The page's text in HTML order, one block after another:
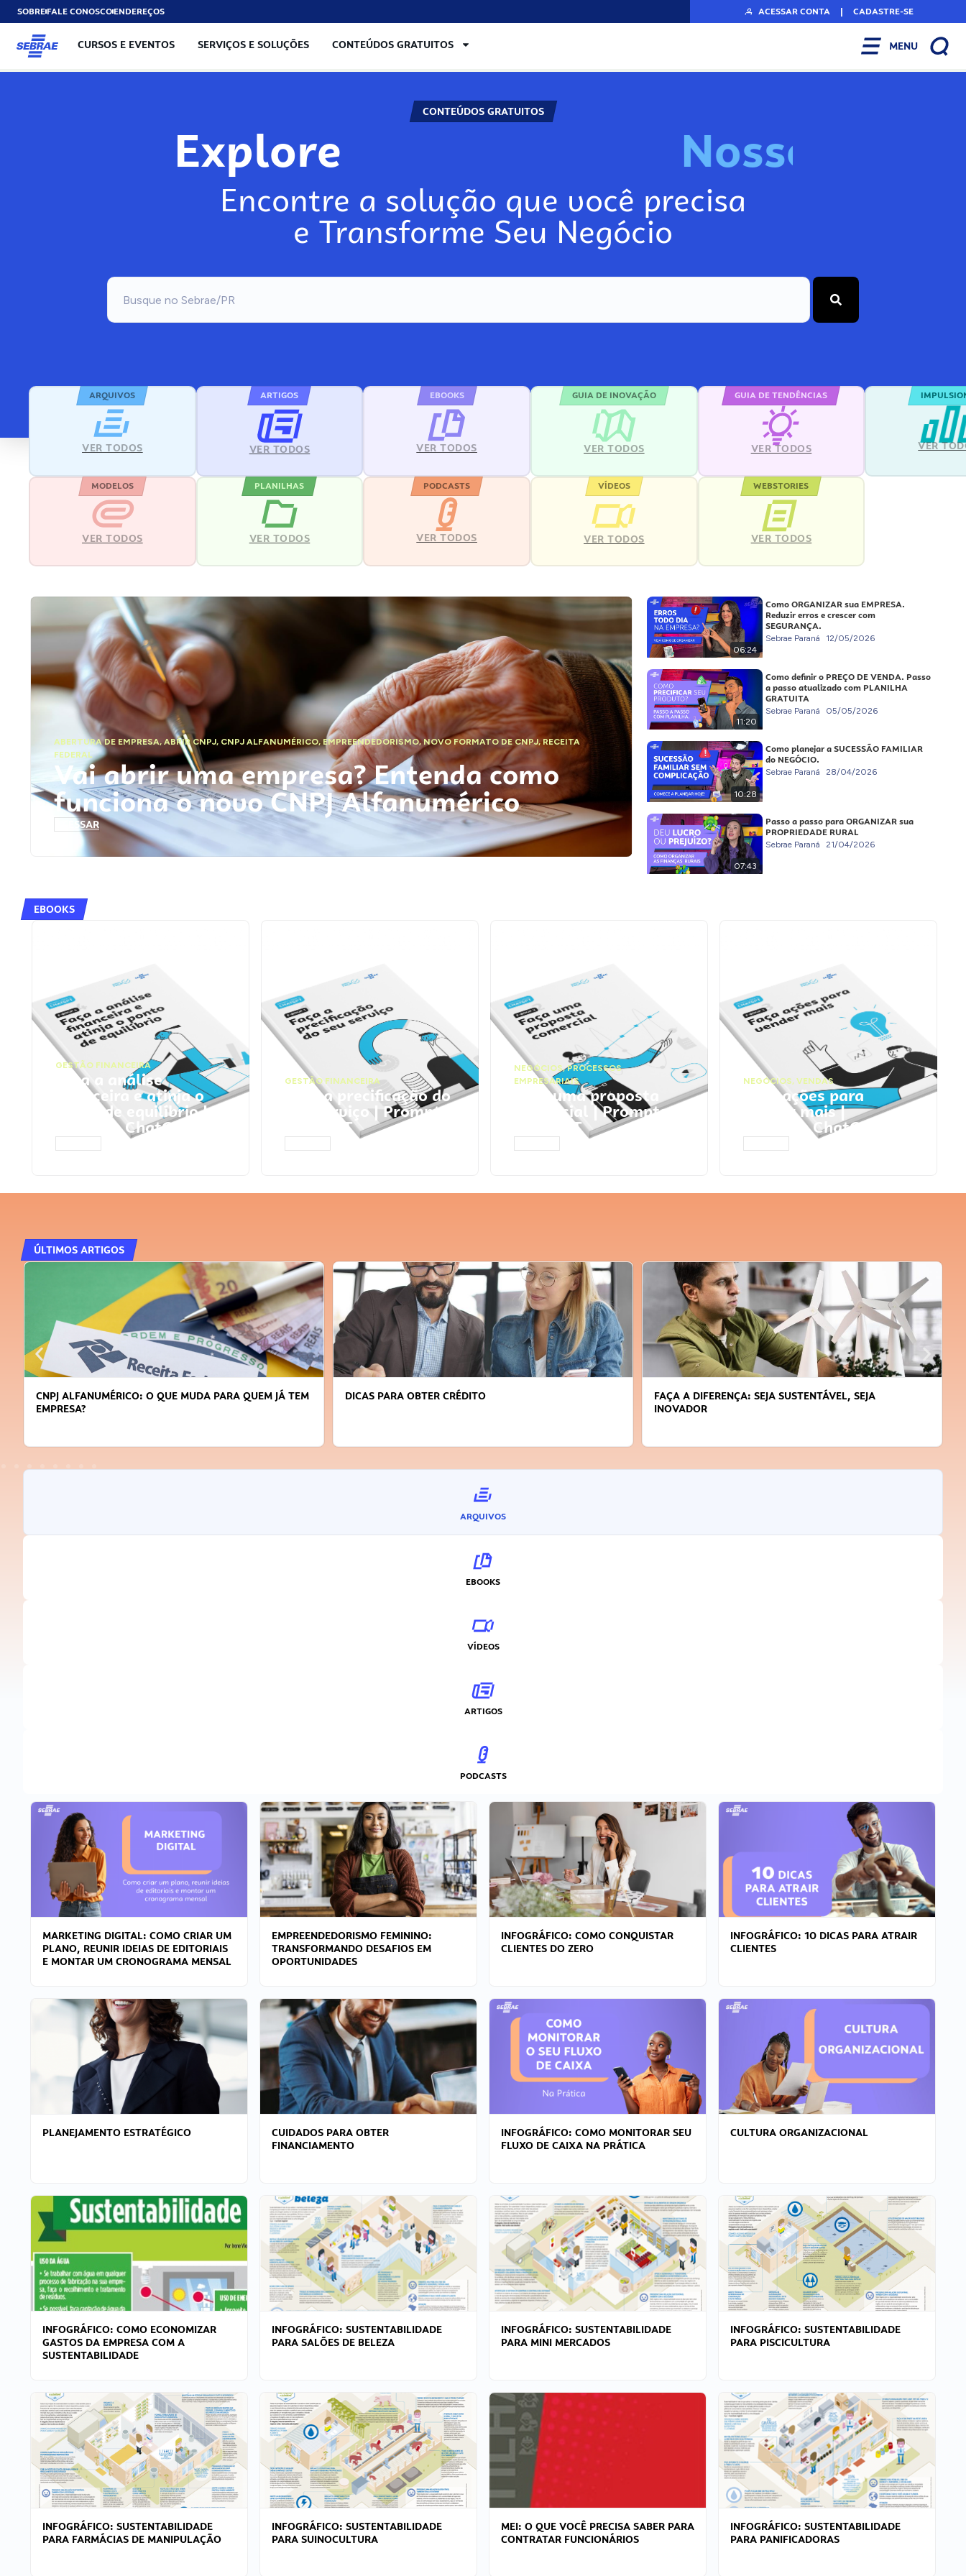
SOBREFALE CONOSCOENDEREÇOS ACESSAR CONTA | CADASTRE-SE
CURSOS E EVENTOS SERVIÇOS E SOLUÇÕES CONTEÚDOS GRATUITOS MENU
CONTEÚDOS GRATUITOS
Explore Nosso
Encontre a solução que você precisa
e Transforme Seu Negócio
ARQUIVOS
VER TODOS
ARTIGOS
VER TODOS
EBOOKS
VER TODOS
GUIA DE INOVAÇÃO
VER TODOS
GUIA DE TENDÊNCIAS
VER TODOS VER
MODELOS
VER TODOS
PLANILHAS
VER TODOS
PODCASTS
VER TODOS
VÍDEOS
VER TODOS
WEBSTORIES
VER TODOS
ABERTURA DE EMPRESA,ABRIR CNPJ, CNPJ ALFANUMÉRICO, EMPREENDEDORISMO,NOVO FORMATO DE CNPJ,RECEITA
FEDERAL
Vai abrir uma empresa? Entenda como
funciona o novo CNPJ Alfanumérico
ACESSAR
06:24
Como ORGANIZAR sua EMPRESA.
Reduzir erros e crescer com
SEGURANÇA.
Sebrae Paraná 12/05/2026
11:20
Como definir o PREÇO DE VENDA. Passo
a passo atualizado com PLANILHA
GRATUITA
Sebrae Paraná 05/05/2026
10:28
Como planejar a SUCESSÃO FAMILIAR
do NEGÓCIO.
Sebrae Paraná 28/04/2026
07:43
Passo a passo para ORGANIZAR sua
PROPRIEDADE RURAL
Sebrae Paraná 21/04/2026
EBOOKS
GESTÃO FINANCEIRA
Faça a análise
financeira e atinja o
ponto de equilíbrio |
Prompts ChatGPT
GESTÃO FINANCEIRA
Faça a precificação do
seu serviço | Prompts
ChatGPT
NEGÓCIOS,PROCESSOS
EMPRESARIAIS
Faça uma proposta
comercial | Prompts
ChatGPT
NEGÓCIOS, VENDAS
Faça ações para
vender mais |
Prompts ChatGPT
ÚLTIMOS ARTIGOS
CNPJ ALFANUMÉRICO: O QUE MUDA PARA QUEM JÁ TEM
EMPRESA?
DICAS PARA OBTER CRÉDITO
FAÇA A DIFERENÇA: SEJA SUSTENTÁVEL, SEJA
INOVADOR
ARQUIVOS
EBOOKS
VÍDEOS
ARTIGOS
PODCASTS
MARKETING DIGITAL: COMO CRIAR UM
PLANO, REUNIR IDEIAS DE EDITORIAIS
E MONTAR UM CRONOGRAMA MENSAL
EMPREENDEDORISMO FEMININO:
TRANSFORMANDO DESAFIOS EM
OPORTUNIDADES
INFOGRÁFICO: COMO CONQUISTAR
CLIENTES DO ZERO
INFOGRÁFICO: 10 DICAS PARA ATRAIR
CLIENTES
PLANEJAMENTO ESTRATÉGICO
CUIDADOS PARA OBTER
FINANCIAMENTO
INFOGRÁFICO: COMO MONITORAR SEU
FLUXO DE CAIXA NA PRÁTICA
CULTURA ORGANIZACIONAL
INFOGRÁFICO: COMO ECONOMIZAR
GASTOS DA EMPRESA COM A
SUSTENTABILIDADE
INFOGRÁFICO: SUSTENTABILIDADE
PARA SALÕES DE BELEZA
INFOGRÁFICO: SUSTENTABILIDADE
PARA MINI MERCADOS
INFOGRÁFICO: SUSTENTABILIDADE
PARA PISCICULTURA
INFOGRÁFICO: SUSTENTABILIDADE
PARA FARMÁCIAS DE MANIPULAÇÃO
INFOGRÁFICO: SUSTENTABILIDADE
PARA SUINOCULTURA
MEI: O QUE VOCÊ PRECISA SABER PARA
CONTRATAR FUNCIONÁRIOS
INFOGRÁFICO: SUSTENTABILIDADE
PARA PANIFICADORAS